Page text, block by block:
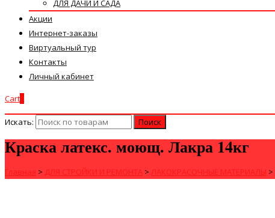
ДЛЯ ДАЧИ И САДА
Акции
Интернет-заказы
Виртуальный тур
Контакты
Личный кабинет
Cart
Искать:
Краска латекс. моющ. Лакра 14кг
Главная > ДЛЯ СТРОЙКИ И РЕМОНТА > ЛАКОКРАСОЧНЫЕ МАТЕРИАЛЫ >